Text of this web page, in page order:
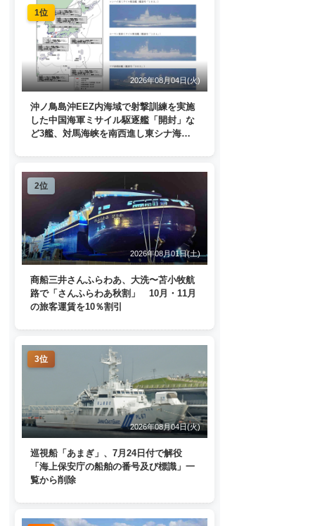
1位
2026年08月04日(火)
沖ノ鳥島沖EEZ内海域で射撃訓練を実施
した中国海軍ミサイル駆逐艦「開封」な
ど3艦、対馬海峡を南西進し東シナ海
2位
2026年08月01日(土)
商船三井さんふらわあ、大洗〜苫小牧航
路で「さんふらわあ秋割」 10月・11月
の旅客運賃を10％割引
3位
2026年08月04日(火)
巡視船「あまぎ」、7月24日付で解役
「海上保安庁の船舶の番号及び標識」一
覧から削除